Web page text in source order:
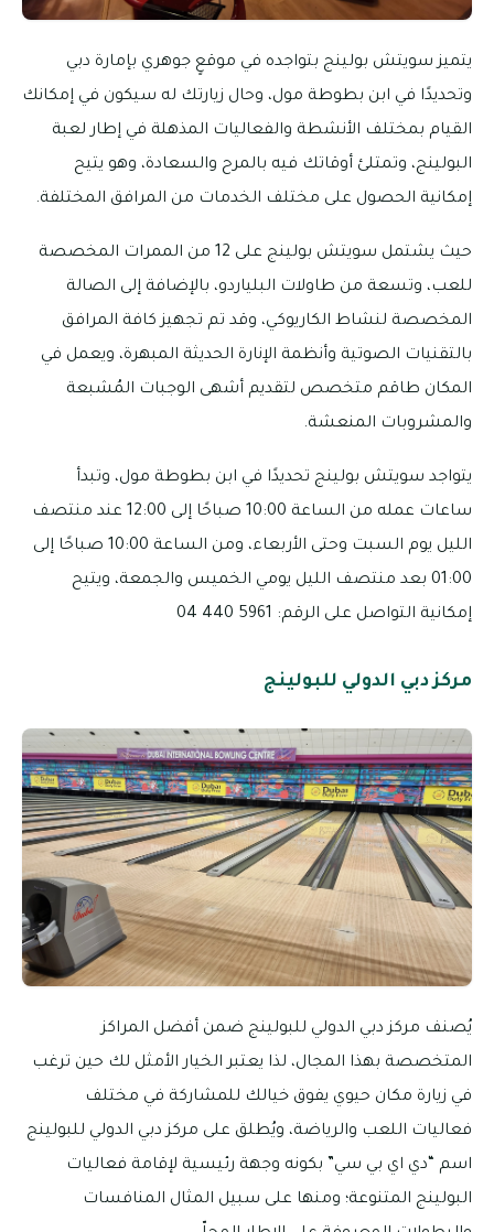
يتميز سويتش بولينج بتواجده في موقعٍ جوهري بإمارة دبي
وتحديدًا في ابن بطوطة مول، وحال زيارتك له سيكون في إمكانك
القيام بمختلف الأنشطة والفعاليات المذهلة في إطار لعبة
البولينج، وتمتلئ أوقاتك فيه بالمرح والسعادة، وهو يتيح
إمكانية الحصول على مختلف الخدمات من المرافق المختلفة.
حيث يشتمل سويتش بولينج على 12 من الممرات المخصصة
للعب، وتسعة من طاولات البلياردو، بالإضافة إلى الصالة
المخصصة لنشاط الكاريوكي، وقد تم تجهيز كافة المرافق
بالتقنيات الصوتية وأنظمة الإنارة الحديثة المبهرة، ويعمل في
المكان طاقم متخصص لتقديم أشهى الوجبات المُشبعة
والمشروبات المنعشة.
يتواجد سويتش بولينج تحديدًا في ابن بطوطة مول، وتبدأ
ساعات عمله من الساعة 10:00 صباحًا إلى 12:00 عند منتصف
الليل يوم السبت وحتى الأربعاء، ومن الساعة 10:00 صباحًا إلى
01:00 بعد منتصف الليل يومي الخميس والجمعة، ويتيح
إمكانية التواصل على الرقم: 5961 440 04
مركز دبي الدولي للبولينج
يُصنف مركز دبي الدولي للبولينج ضمن أفضل المراكز
المتخصصة بهذا المجال، لذا يعتبر الخيار الأمثل لك حين ترغب
في زيارة مكان حيوي يفوق خيالك للمشاركة في مختلف
فعاليات اللعب والرياضة، ويُطلق على مركز دبي الدولي للبولينج
اسم “دي اي بي سي” بكونه وجهة رئيسية لإقامة فعاليات
البولينج المتنوعة؛ ومنها على سبيل المثال المنافسات